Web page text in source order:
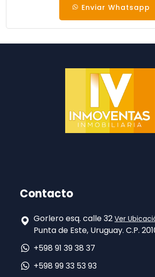
Enviar Whatsapp
Contacto
Gorlero esq. calle 32 Ver
Punta de Este, Uruguay. C.P.
+598 91 39 38 37
+598 99 33 53 93